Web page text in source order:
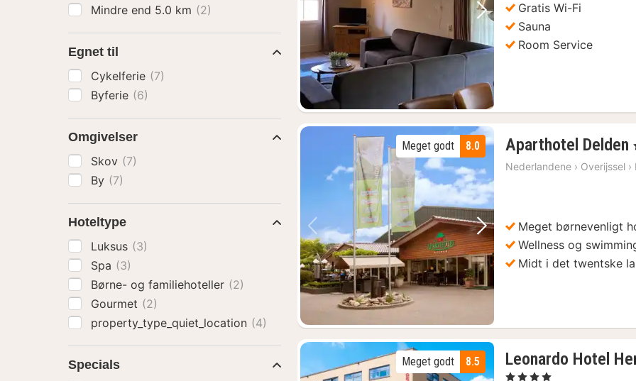
Forrige billede Næste billede
Gratis Wi-Fi
Sauna
Room Service
Forrige billede Næste billede
8.0
Meget godt Aparthotel Delden
Nederlandene › Overijssel ›
Meget børnevenligt
Wellness og
Midt i det twentske
8.5
Meget godt Leonardo Hotel
, 4 Stjerner
Mindre end 5.0 km (2)
Egnet til
Cykelferie (7)
Byferie (6)
Omgivelser
Skov (7)
By (7)
Hoteltype
Luksus (3)
Spa (3)
Børne- og familiehoteller (2)
Gourmet (2)
property_type_quiet_location (4)
Specials